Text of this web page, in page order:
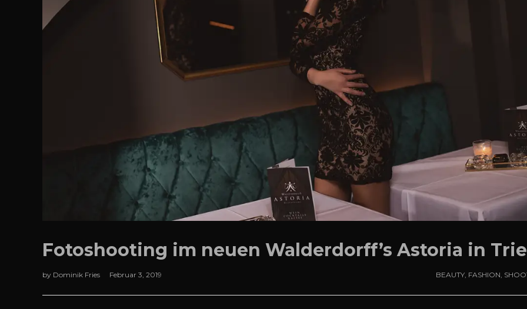
Fotoshooting im neuen Walderdorff’s Astoria in
by Dominik Fries Februar 3, 2019 BEAUTY, FASHION,